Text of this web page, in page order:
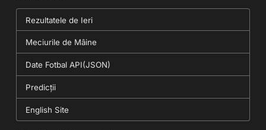
Rezultatele de Ieri
Meciurile de Mâine
Date Fotbal API(JSON)
Predicții
English Site